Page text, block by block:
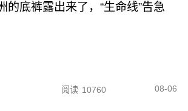
的底裤露出来了，“生命线”告急
阅读 10760 08-06